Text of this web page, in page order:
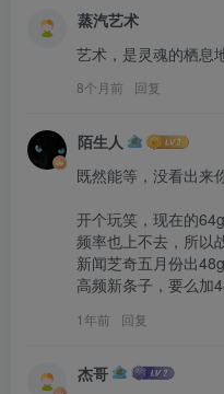
蒸汽艺术
艺术，是灵魂的栖息
8个月前 回复
陌生人
既然能等，没看出来
开个玩笑，现在的
频率也上不去，所以
新闻芝奇五月份出
高频新条子，要么加
1年前 回复
杰哥